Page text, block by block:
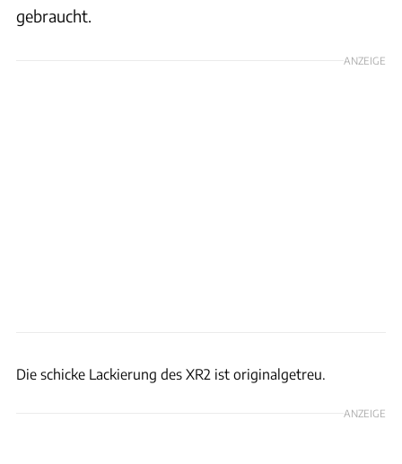
gebraucht.
ANZEIGE
Die schicke Lackierung des XR2 ist originalgetreu.
ANZEIGE